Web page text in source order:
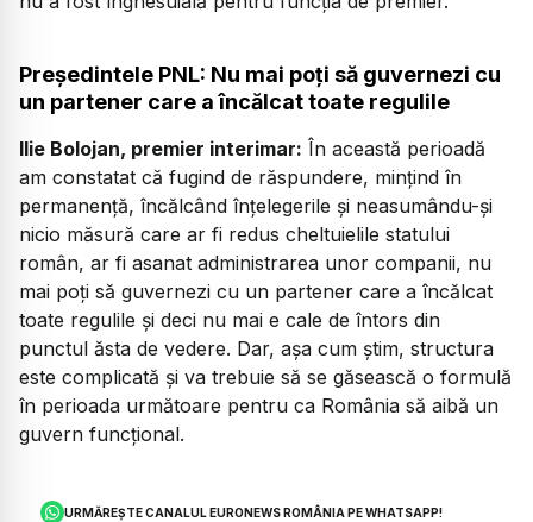
Președintele PNL: Nu mai poți să guvernezi cu
un partener care a încălcat toate regulile
Ilie Bolojan, premier interimar: În această perioadă
am constatat că fugind de răspundere, mințind în
permanență, încălcând înțelegerile și neasumându-și
nicio măsură care ar fi redus cheltuielile statului
român, ar fi asanat administrarea unor companii, nu
mai poți să guvernezi cu un partener care a încălcat
toate regulile și deci nu mai e cale de întors din
punctul ăsta de vedere. Dar, așa cum știm, structura
este complicată și va trebuie să se găsească o formulă
în perioada următoare pentru ca România să aibă un
guvern funcțional.
URMĂREȘTE CANALUL EURONEWS ROMÂNIA PE WHATSAPP!